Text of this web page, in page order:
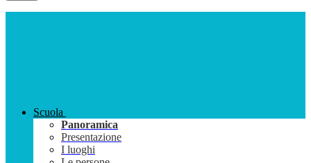
Scuola
Panoramica
Presentazione
I luoghi